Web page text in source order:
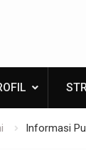
Informasi